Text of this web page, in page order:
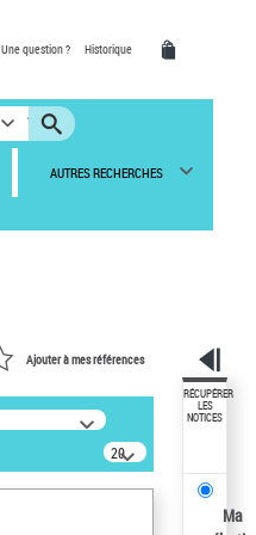
Une question ? Historique
AUTRES RECHERCHES
Ajouter à mes références
20
résultats/page
RÉCUPÉRER
LES
NOTICES
Ma